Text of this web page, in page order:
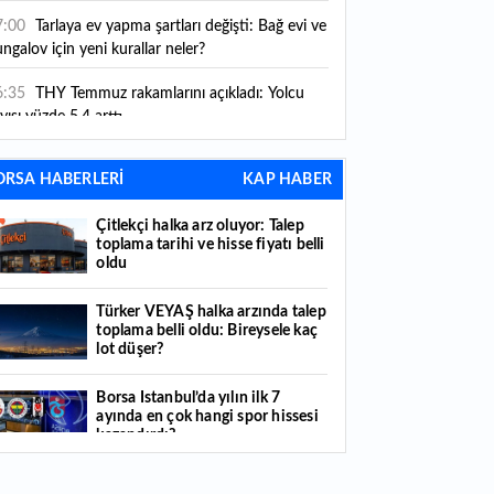
kurallar yürürlüğe girdi
için yeni kurallar neler?
yüzde 5,4 arttı
Piyasaların beklediği veri geldi: ABD tarım
istihdam rakamları açıklandı
Çitlekçi halka arz oluyor: Talep toplama
ve hisse fiyatı belli oldu
istediğini savundu
Boğaz’ın kıtaları birleştiren ruhu Memorial
Hafta sonu hava nasıl olacak?
HABERLERİ KAP HABER
Çitlekçi halka arz oluyor: Talep
toplama tarihi ve hisse fiyatı belli
oldu
Türker VEYAŞ halka arzında talep
toplama belli oldu: Bireysele kaç
lot düşer?
Borsa İstanbul’da yılın ilk 7
ayında en çok hangi spor hissesi
kazandırdı?